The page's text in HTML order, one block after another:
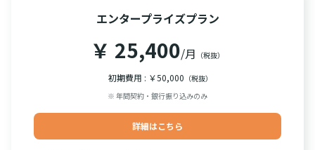
エンタープライズプラン
￥ 25,400/月 （税抜）
初期費用 : ￥50,000 （税抜）
※ 年間契約・銀行振り込みのみ
詳細はこちら